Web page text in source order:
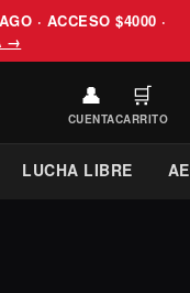
· ACCESO $4000 ·
→
👤
CUENTA
🛒
CARRITO
LUCHA LIBRE